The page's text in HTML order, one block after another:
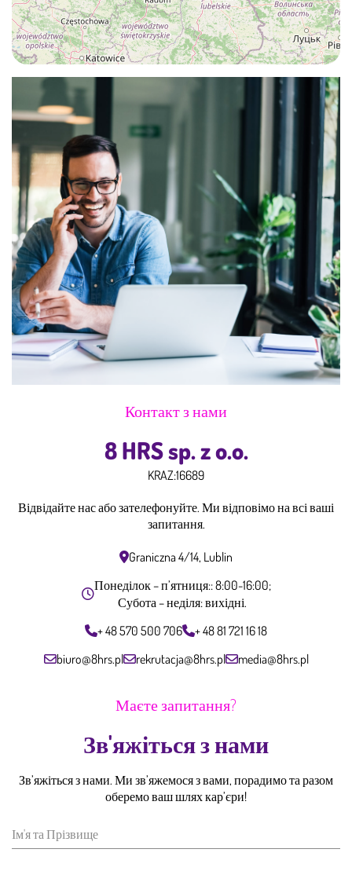
Контакт з нами
8 HRS sp. z o.o.
KRAZ:16689
Відвідайте нас або зателефонуйте. Ми відповімо на всі ваші
запитання.
Graniczna 4/14, Lublin
Понеділок – п’ятниця:: 8:00-16:00;
Субота – неділя: вихідні.
+ 48 570 500 706
+ 48 81 721 16 18
biuro@8hrs.pl
rekrutacja@8hrs.pl media@8hrs.pl
Маєте запитання?
Зв'яжіться з нами
Зв’яжіться з нами. Ми зв’яжемося з вами, порадимо та разом
оберемо ваш шлях кар’єри!